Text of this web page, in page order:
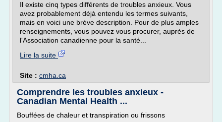
Il existe cinq types différents de troubles anxieux. Vous
avez probablement déjà entendu les termes suivants,
mais en voici une brève description. Pour de plus amples
renseignements, vous pouvez vous procurer, auprès de
l'Association canadienne pour la santé...
Lire la suite
Site : cmha.ca
Comprendre les troubles anxieux -
Canadian Mental Health ...
Bouffées de chaleur et transpiration ou frissons